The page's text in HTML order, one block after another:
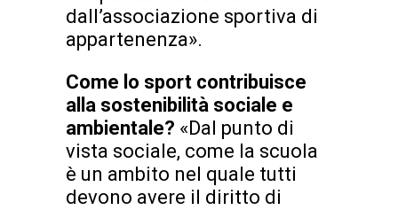
dall’associazione sportiva di
appartenenza».
Come lo sport contribuisce
alla sostenibilità sociale e
ambientale? «Dal punto di
vista sociale, come la scuola
è un ambito nel quale tutti
devono avere il diritto di